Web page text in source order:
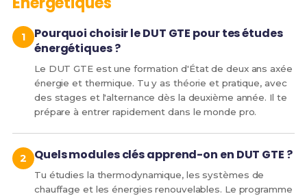
Pourquoi choisir le DUT GTE pour tes études
énergétiques ?
Le DUT GTE est une formation d'État de deux ans axée
énergie et thermique. Tu y as théorie et pratique, avec
des stages et l'alternance dès la deuxième année. Il te
prépare à entrer rapidement dans le monde pro.
Quels modules clés apprend-on en DUT GTE ?
Tu étudies la thermodynamique, les systèmes de
chauffage et les énergies renouvelables. Le programme